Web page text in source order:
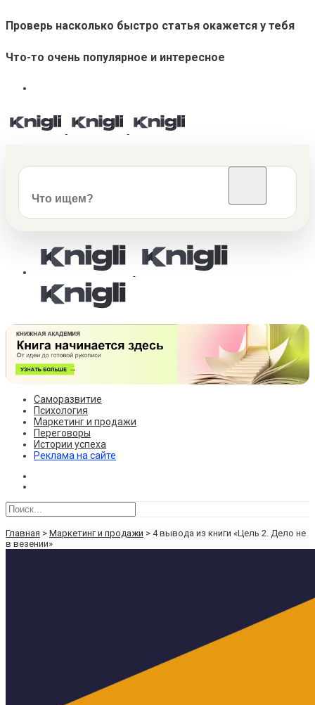
Проверь насколько быстро статья окажется у тебя
Что-то очень популярное и интересное
Саморазвитие
Психология
Маркетинг и продажи
Переговоры
Истории успеха
Реклама на сайте
Главная > Маркетинг и продажи > 4 вывода из книги «Цель 2. Дело не
в везении»